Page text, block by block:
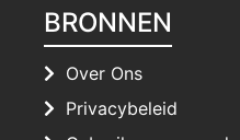
BRONNEN
Over Ons
Privacybeleid